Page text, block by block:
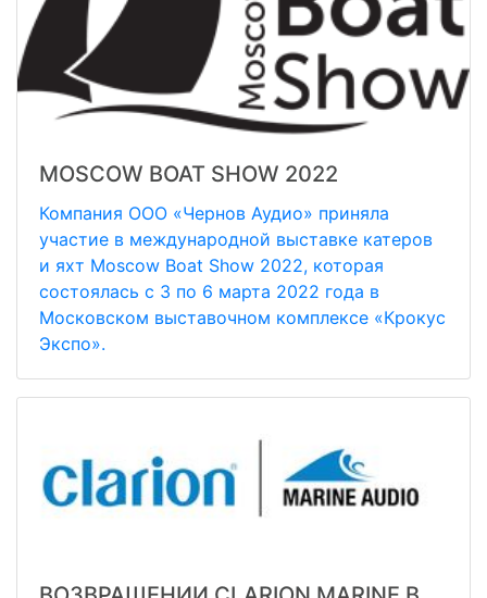
MOSCOW BOAT SHOW 2022
Компания ООО «Чернов Аудио» приняла
участие в международной выставке катеров
и яхт Moscow Boat Show 2022, которая
состоялась с 3 по 6 марта 2022 года в
Московском выставочном комплексе «Крокус
Экспо».